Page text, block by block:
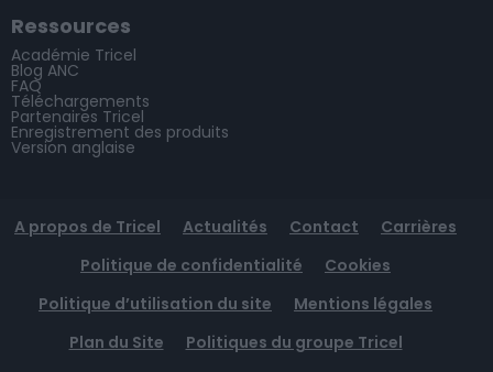
Ressources
Académie Tricel
Blog ANC
FAQ
Téléchargements
Partenaires Tricel
Enregistrement des produits
Version anglaise
A propos de Tricel Actualités Contact
Carrières
Politique de confidentialité
Cookies
Politique d’utilisation du site
Mentions légales
Plan du Site
Politiques du groupe Tricel